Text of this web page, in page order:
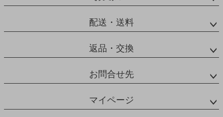
配送・送料
返品・交換
お問合せ先
マイページ